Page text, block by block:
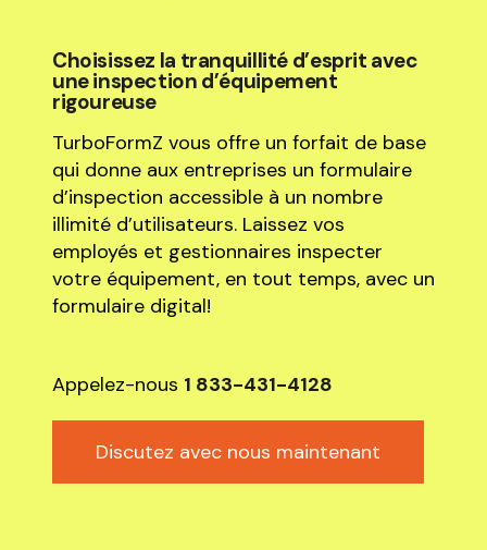
Choisissez la tranquillité d’esprit avec
une inspection d’équipement
rigoureuse
TurboFormZ vous offre un forfait de base
qui donne aux entreprises un formulaire
d’inspection accessible à un nombre
illimité d’utilisateurs. Laissez vos
employés et gestionnaires inspecter
votre équipement, en tout temps, avec un
formulaire digital!
Appelez-nous 1 833-431-4128
Discutez avec nous maintenant